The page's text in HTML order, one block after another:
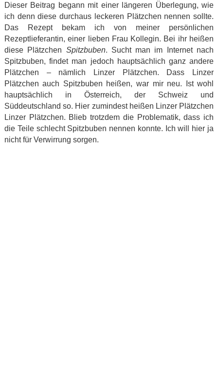
Dieser Beitrag begann mit einer längeren Überlegung, wie
ich denn diese durchaus leckeren Plätzchen nennen sollte.
Das Rezept bekam ich von meiner persönlichen
Rezeptlieferantin, einer lieben Frau Kollegin. Bei ihr heißen
diese Plätzchen Spitzbuben. Sucht man im Internet nach
Spitzbuben, findet man jedoch hauptsächlich ganz andere
Plätzchen – nämlich Linzer Plätzchen. Dass Linzer
Plätzchen auch Spitzbuben heißen, war mir neu. Ist wohl
hauptsächlich in Österreich, der Schweiz und
Süddeutschland so. Hier zumindest heißen Linzer Plätzchen
Linzer Plätzchen. Blieb trotzdem die Problematik, dass ich
die Teile schlecht Spitzbuben nennen konnte. Ich will hier ja
nicht für Verwirrung sorgen.